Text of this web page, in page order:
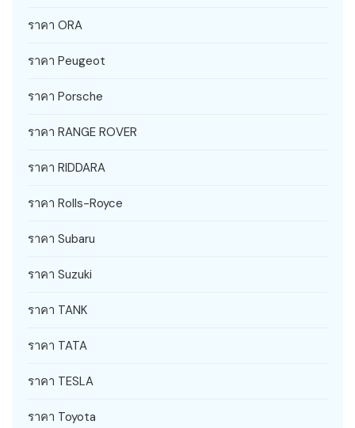
ราคา ORA
ราคา Peugeot
ราคา Porsche
ราคา RANGE ROVER
ราคา RIDDARA
ราคา Rolls-Royce
ราคา Subaru
ราคา Suzuki
ราคา TANK
ราคา TATA
ราคา TESLA
ราคา Toyota